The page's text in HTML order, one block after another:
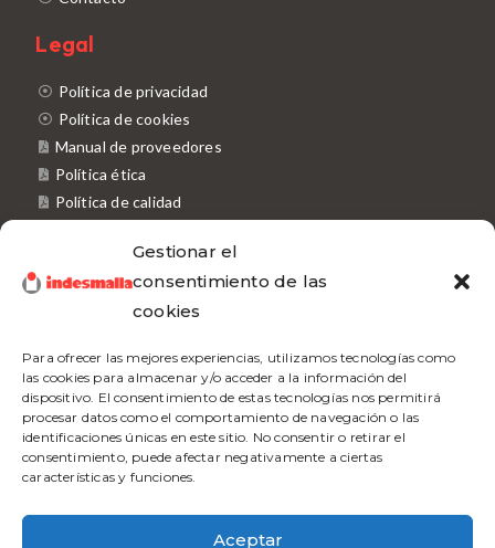
Gestionar el
consentimiento de las
cookies
Para ofrecer las mejores experiencias, utilizamos tecnologías como
las cookies para almacenar y/o acceder a la información del
dispositivo. El consentimiento de estas tecnologías nos permitirá
procesar datos como el comportamiento de navegación o las
identificaciones únicas en este sitio. No consentir o retirar el
consentimiento, puede afectar negativamente a ciertas
características y funciones.
Aceptar
Legal
Política de privacidad
Política de cookies
Manual de proveedores
Política ética
Política de calidad
Política medioambiental
Certificados
GRS
ISO 9001
OEKO-TEX 2021OK2318
OEKO-TEX 960930
HIGG INDEX FSLM
Empresa